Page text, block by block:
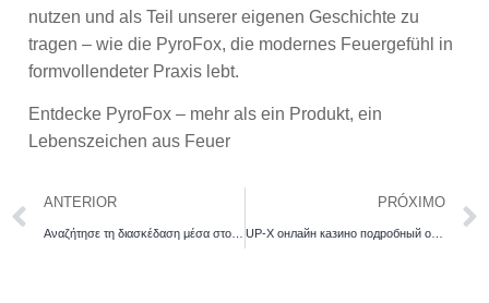
nutzen und als Teil unserer eigenen Geschichte zu
tragen – wie die PyroFox, die modernes Feuergefühl in
formvollendeter Praxis lebt.
Entdecke PyroFox – mehr als ein Produkt, ein
Lebenszeichen aus Feuer
ANTERIOR
Αναζήτησε τη διασκέδαση μέσα στο Chicken Road για ατελείωτες νίκες
PRÓXIMO
UP-X онлайн казино подробный обзор вывода средств